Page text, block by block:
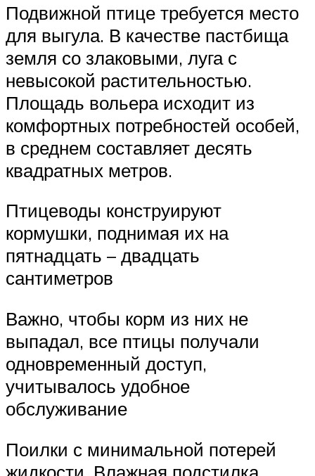
Подвижной птице требуется место
для выгула. В качестве пастбища
земля со злаковыми, луга с
невысокой растительностью.
Площадь вольера исходит из
комфортных потребностей особей,
в среднем составляет десять
квадратных метров.
Птицеводы конструируют
кормушки, поднимая их на
пятнадцать – двадцать
сантиметров
Важно, чтобы корм из них не
выпадал, все птицы получали
одновременный доступ,
учитывалось удобное
обслуживание
Поилки с минимальной потерей